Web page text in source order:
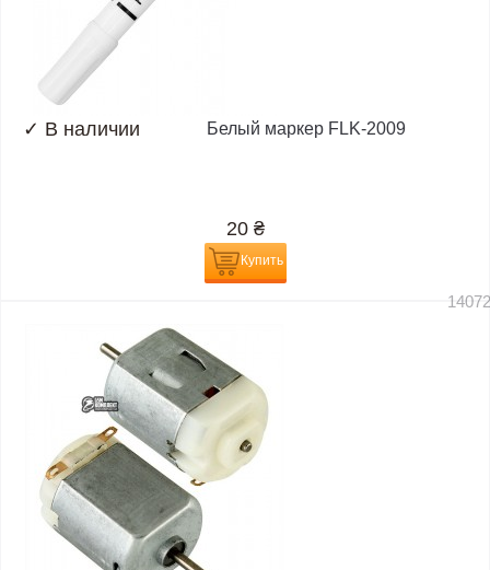
✓ В наличии Белый маркер FLK-2009
20 ₴
Купить